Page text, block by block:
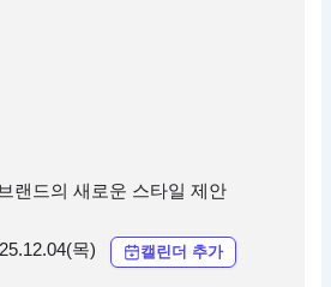
랜드의 새로운 스타일 제안
목) 캘린더 추가